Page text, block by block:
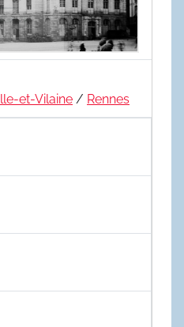
Ille-et-Vilaine / Rennes